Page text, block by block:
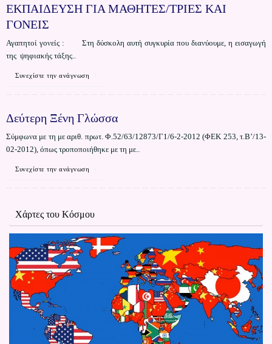
ΕΚΠΑΙΔΕΥΣΗ ΓΙΑ ΜΑΘΗΤΕΣ/ΤΡΙΕΣ ΚΑΙ
ΓΟΝΕΙΣ
Αγαπητοί γονείς : Στη δύσκολη αυτή συγκυρία που διανύουμε, η εισαγωγή
της ψηφιακής τάξης..
Συνεχίστε την ανάγνωση
Δεύτερη Ξένη Γλώσσα
Σύμφωνα με τη με αριθ. πρωτ. Φ.52/63/12873/Γ1/6-2-2012 (ΦΕΚ 253, τ.Β’/13-
02-2012), όπως τροποποιήθηκε με τη με..
Συνεχίστε την ανάγνωση
Χάρτες του Κόσμου